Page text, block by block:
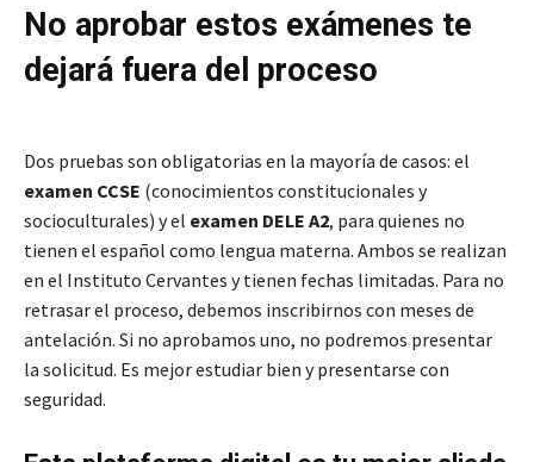
No aprobar estos exámenes te
dejará fuera del proceso
Dos pruebas son obligatorias en la mayoría de casos: el
examen CCSE (conocimientos constitucionales y
socioculturales) y el examen DELE A2, para quienes no
tienen el español como lengua materna. Ambos se realizan
en el Instituto Cervantes y tienen fechas limitadas. Para no
retrasar el proceso, debemos inscribirnos con meses de
antelación. Si no aprobamos uno, no podremos presentar
la solicitud. Es mejor estudiar bien y presentarse con
seguridad.